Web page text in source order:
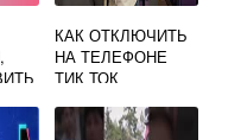
КАК ОТКЛЮЧИТЬ
НА ТЕЛЕФОНЕ
ТИК ТОК